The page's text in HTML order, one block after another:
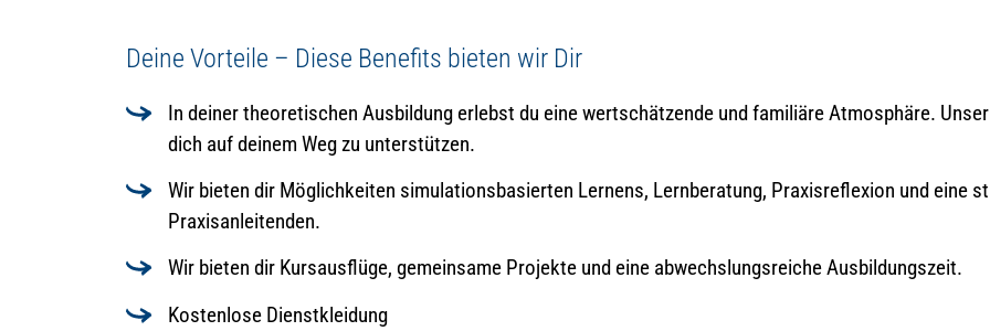
Deine Vorteile – Diese Benefits bieten wir Dir
In deiner theoretischen Ausbildung erlebst du eine wertschätzende und familiäre Atmosphäre.
dich auf deinem Weg zu unterstützen.
Wir bieten dir Möglichkeiten simulationsbasierten Lernens, Lernberatung, Praxisreflexion und eine
Praxisanleitenden.
Wir bieten dir Kursausflüge, gemeinsame Projekte und eine abwechslungsreiche Ausbildungszeit.
Kostenlose Dienstkleidung